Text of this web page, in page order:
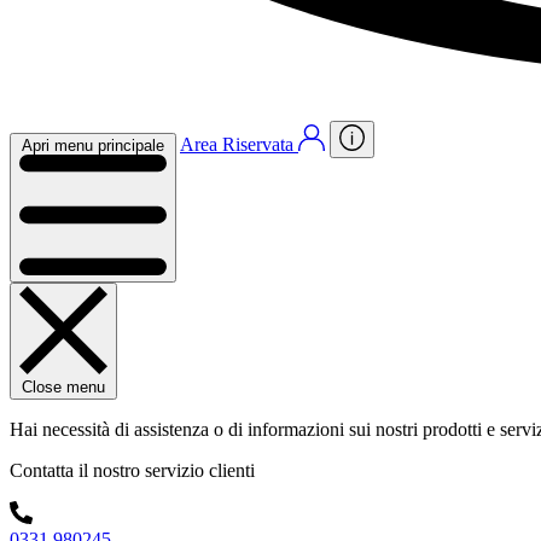
Apri menu principale Area Riservata
Close menu
Hai necessità di assistenza o di informazioni sui nostri prodotti e
Contatta il nostro servizio clienti